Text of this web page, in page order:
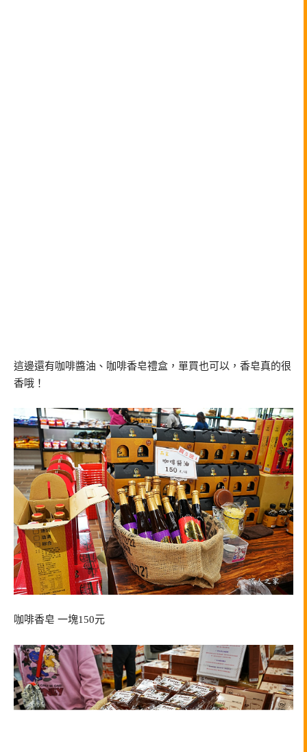
這邊還有咖啡醬油、咖啡香皂禮盒，單買也可以，香皂真的很
香哦！
咖啡香皂 一塊150元